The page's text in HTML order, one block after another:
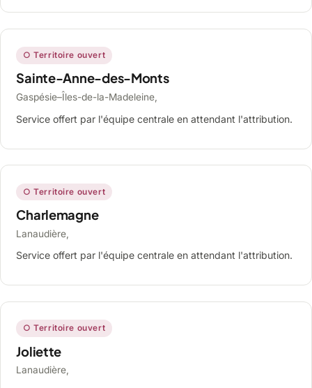
○ Territoire ouvert
Sainte-Anne-des-Monts
Gaspésie–Îles-de-la-Madeleine,
Service offert par l'équipe centrale en attendant l'attribution.
○ Territoire ouvert
Charlemagne
Lanaudière,
Service offert par l'équipe centrale en attendant l'attribution.
○ Territoire ouvert
Joliette
Lanaudière,